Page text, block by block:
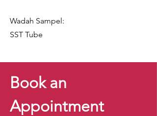
Wadah Sampel:
SST Tube
Book an
Appointment